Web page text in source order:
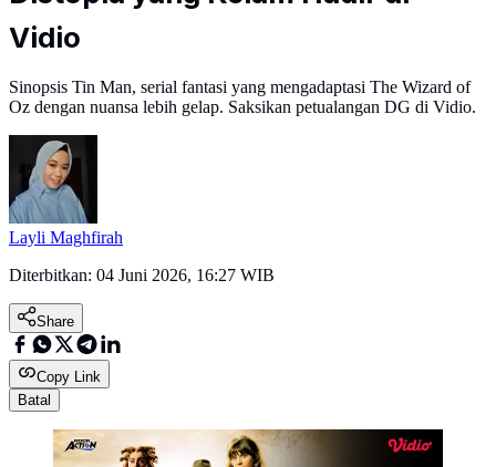
Vidio
Sinopsis Tin Man, serial fantasi yang mengadaptasi The Wizard of
Oz dengan nuansa lebih gelap. Saksikan petualangan DG di Vidio.
Layli Maghfirah
Diterbitkan: 04 Juni 2026, 16:27 WIB
Share
Copy Link
Batal